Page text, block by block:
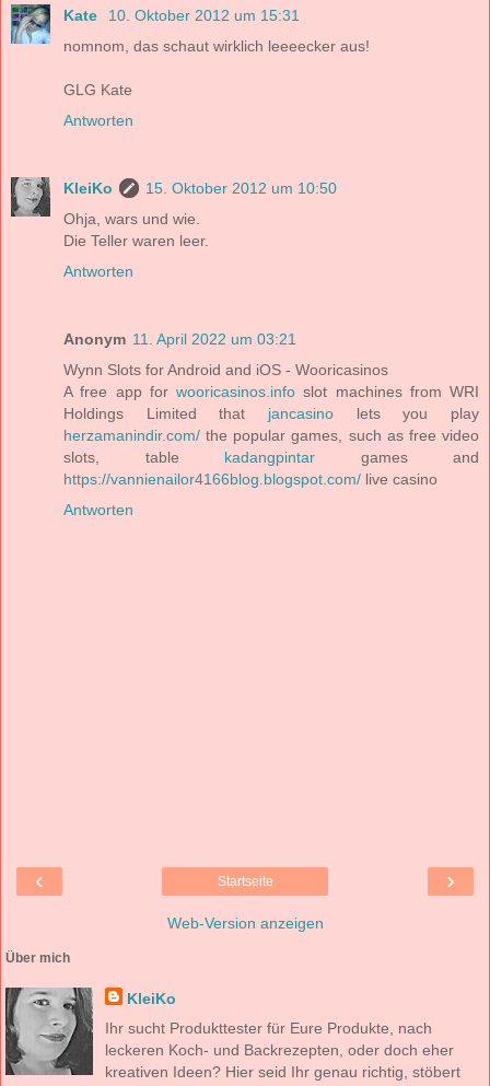
Kate
10. Oktober 2012 um 15:31
nomnom, das schaut wirklich leeeecker aus!
GLG Kate
Antworten
KleiKo
15. Oktober 2012 um 10:50
Ohja, wars und wie.
Die Teller waren leer.
Antworten
Anonym 11. April 2022 um 03:21
Wynn Slots for Android and iOS - Wooricasinos
A free app for wooricasinos.info slot machines from WRI
Holdings Limited that jancasino lets you play
herzamanindir.com/ the popular games, such as free video
slots, table kadangpintar games and
https://vannienailor4166blog.blogspot.com/ live casino
Antworten
‹ ›
Startseite
Web-Version anzeigen
Über mich
KleiKo
Ihr sucht Produkttester für Eure Produkte, nach
leckeren Koch- und Backrezepten, oder doch eher
kreativen Ideen? Hier seid Ihr genau richtig, stöbert